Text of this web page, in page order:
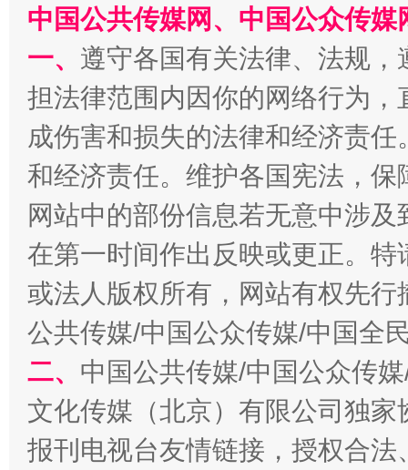
一批国家标准开始实施 从
以产业富民促振兴 酒驾
中国公共传媒网、中国公众传
一、 遵守各国有关法律、法规
担法律范围内因你的网络行为
成伤害和损失的法律和经济责
和经济责任。维护各国宪法，
网站中的部份信息若无意中涉
在第一时间作出反映或更正。
或法人版权所有，网站有权先
公共传媒/中国公众传媒/中国全
二、 中国公共传媒/中国公众传
文化传媒（北京）有限公司独
报刊电视台友情链接，授权合